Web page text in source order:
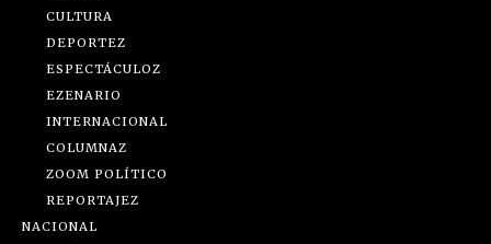
CULTURA
DEPORTEZ
ESPECTÁCULOZ
EZENARIO
INTERNACIONAL
COLUMNAZ
ZOOM POLÍTICO
REPORTAJEZ
NACIONAL